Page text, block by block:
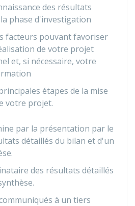
des résultats
phase d'investigation
facteurs pouvant favoriser
de votre projet
et, si nécessaire, votre
étapes de la mise
votre projet.
par la présentation par le
détaillés du bilan et d'un
des résultats détaillés
à un tiers